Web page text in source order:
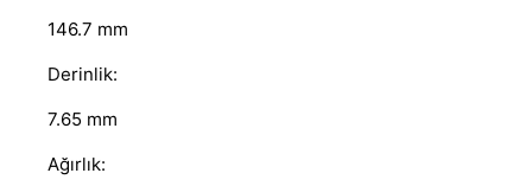
146.7 mm
Derinlik:
7.65 mm
Ağırlık: